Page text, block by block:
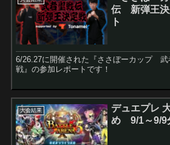
伝 新弾王決
ト
6/26.27に開催された『ささぼーカップ
戦』の参加レポートです！
大会結果
デュエプレ
め 9/1～9/9